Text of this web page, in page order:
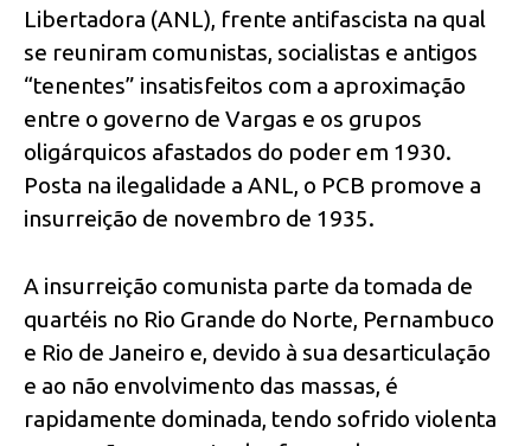
Libertadora (ANL), frente antifascista na qual
se reuniram comunistas, socialistas e antigos
“tenentes” insatisfeitos com a aproximação
entre o governo de Vargas e os grupos
oligárquicos afastados do poder em 1930.
Posta na ilegalidade a ANL, o PCB promove a
insurreição de novembro de 1935.
A insurreição comunista parte da tomada de
quartéis no Rio Grande do Norte, Pernambuco
e Rio de Janeiro e, devido à sua desarticulação
e ao não envolvimento das massas, é
rapidamente dominada, tendo sofrido violenta